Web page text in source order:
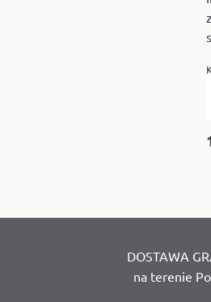
DOSTAWA
na terenie